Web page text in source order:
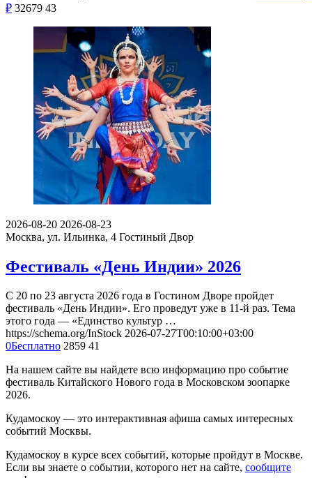
₽ 32679 43
2026-08-20 2026-08-23
Москва, ул. Ильинка, 4 Гостиный Двор
Фестиваль «День Индии» 2026
С 20 по 23 августа 2026 года в Гостином Дворе пройдет
фестиваль «День Индии». Его проведут уже в 11-й раз. Тема
этого года — «Единство культур …
https://schema.org/InStock 2026-07-27T00:10:00+03:00
0Бесплатно 2859 41
На нашем сайте вы найдете всю информацию про событие
фестиваль Китайского Нового года в Московском зоопарке
2026.
Кудамоскоу — это интерактивная афиша самых интересных
событий Москвы.
Кудамоскоу в курсе всех событий, которые пройдут в Москве.
Если вы знаете о событии, которого нет на сайте, сообщите